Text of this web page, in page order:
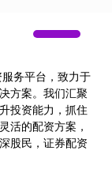
务平台，致力于
方案。我们汇聚
投资能力，抓住
活的配资方案，
股民，证券配资